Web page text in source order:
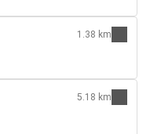
1.38 km
5.18 km